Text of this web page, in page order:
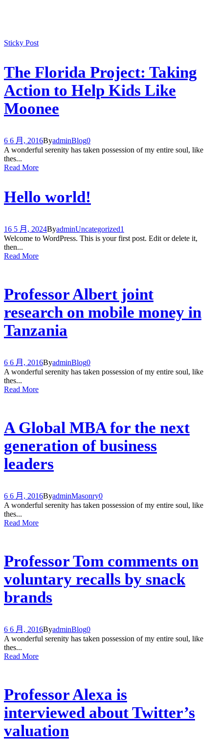
Sticky Post
The Florida Project: Taking
Action to Help Kids Like
Moonee
6 6 月, 2016ByadminBlog0
A wonderful serenity has taken possession of my entire soul, like
thes...
Read More
Hello world!
16 5 月, 2024ByadminUncategorized1
Welcome to WordPress. This is your first post. Edit or delete it,
then...
Read More
Professor Albert joint
research on mobile money in
Tanzania
6 6 月, 2016ByadminBlog0
A wonderful serenity has taken possession of my entire soul, like
thes...
Read More
A Global MBA for the next
generation of business
leaders
6 6 月, 2016ByadminMasonry0
A wonderful serenity has taken possession of my entire soul, like
thes...
Read More
Professor Tom comments on
voluntary recalls by snack
brands
6 6 月, 2016ByadminBlog0
A wonderful serenity has taken possession of my entire soul, like
thes...
Read More
Professor Alexa is
interviewed about Twitter’s
valuation